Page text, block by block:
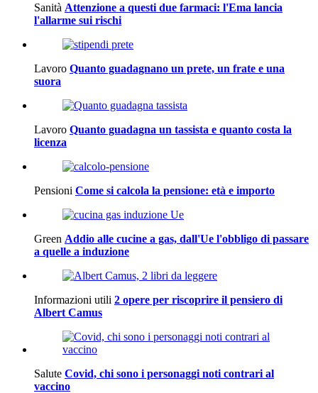
Sanità Attenzione a questi due farmaci: l'Ema lancia
l'allarme sui rischi
Lavoro Quanto guadagnano un prete, un frate e una
suora
Lavoro Quanto guadagna un tassista e quanto costa la
licenza
Pensioni Come si calcola la pensione: età e importo
Green Addio alle cucine a gas, dall'Ue l'obbligo di passare
a quelle a induzione
Informazioni utili 2 opere per riscoprire il pensiero di
Albert Camus
Salute Covid, chi sono i personaggi noti contrari al
vaccino